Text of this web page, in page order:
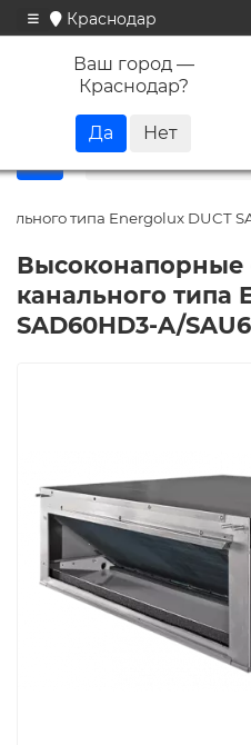
Краснодар
Ваш город —
Краснодар?
типа Energolux DUCT
Высоконапорные
канального типа
SAD60HD3-A/